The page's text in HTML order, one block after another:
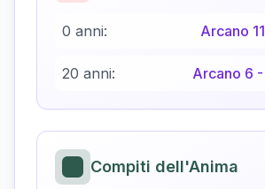
0 anni: Arcano 11
20 anni: Arcano 6 -
Compiti dell'Anima